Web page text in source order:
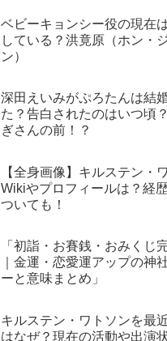
ベビーキョンシー役の現在
している？洪竟原（ホン・
ン）
深田えいみがぷろたんは結
た？告白されたのはいつ頃
ぎさんの前！？
【全身画像】キルステン・
Wikiやプロフィールは？経
ついても！
「初詣・お賽銭・おみくじ
｜金運・恋愛運アップの神
ーと意味まとめ」
キルステン・ワトソンを最
はなぜ？現在の活動や出演